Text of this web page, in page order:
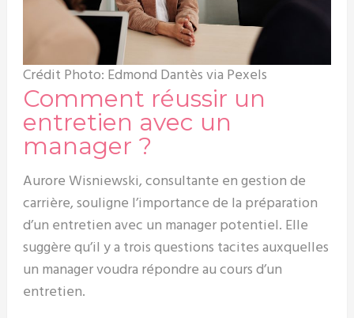
Crédit Photo: Edmond Dantès via Pexels
Comment réussir un
entretien avec un
manager ?
Aurore Wisniewski, consultante en gestion de
carrière, souligne l’importance de la préparation
d’un entretien avec un manager potentiel. Elle
suggère qu’il y a trois questions tacites auxquelles
un manager voudra répondre au cours d’un
entretien.